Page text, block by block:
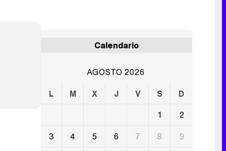
Calendario
AGOSTO 2026
L
M X J V S
D
1
2
3
4 5 6 7 8
9